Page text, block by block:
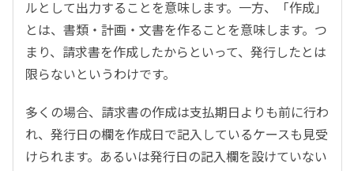
ルとして出力することを意味します。一方、「作成」
とは、書類・計画・文書を作ることを意味します。つ
まり、請求書を作成したからといって、発行したとは
限らないというわけです。
多くの場合、請求書の作成は支払期日よりも前に行わ
れ、発行日の欄を作成日で記入しているケースも見受
けられます。あるいは発行日の記入欄を設けていない